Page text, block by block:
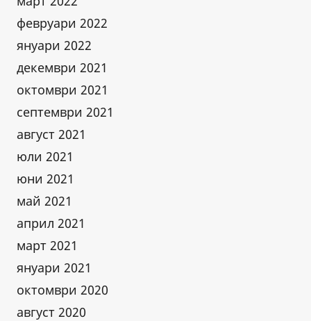
февруари 2022
януари 2022
декември 2021
октомври 2021
септември 2021
август 2021
юли 2021
юни 2021
май 2021
април 2021
март 2021
януари 2021
октомври 2020
август 2020